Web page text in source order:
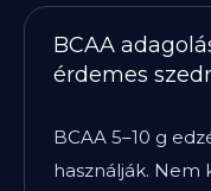
BCAA
érdemes
BCAA 5–10 g
használják. Nem